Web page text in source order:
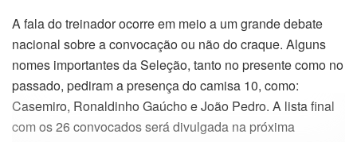
A fala do treinador ocorre em meio a um grande debate
nacional sobre a convocação ou não do craque. Alguns
nomes importantes da Seleção, tanto no presente como no
passado, pediram a presença do camisa 10, como:
Casemiro, Ronaldinho Gaúcho e João Pedro. A lista final
com os 26 convocados será divulgada na próxima